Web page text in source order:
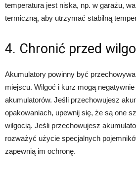
temperatura jest niska, np. w garażu,
termiczną, aby utrzymać stabilną
4. Chronić przed
Akumulatory powinny być
miejscu. Wilgoć i kurz mogą negatywnie
akumulatorów. Jeśli przechowujesz
opakowaniach, upewnij się, że są one
wilgocią. Jeśli przechowujesz
rozważyć użycie specjalnych
zapewnią im ochronę.